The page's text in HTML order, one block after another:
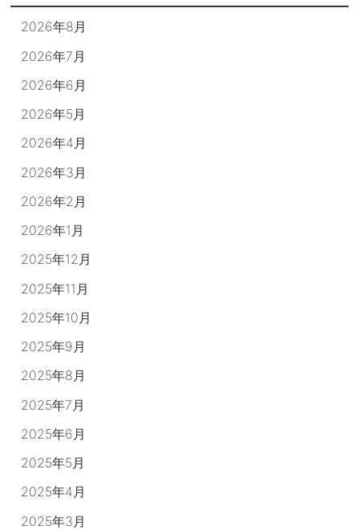
2026年8月
2026年7月
2026年6月
2026年5月
2026年4月
2026年3月
2026年2月
2026年1月
2025年12月
2025年11月
2025年10月
2025年9月
2025年8月
2025年7月
2025年6月
2025年5月
2025年4月
2025年3月